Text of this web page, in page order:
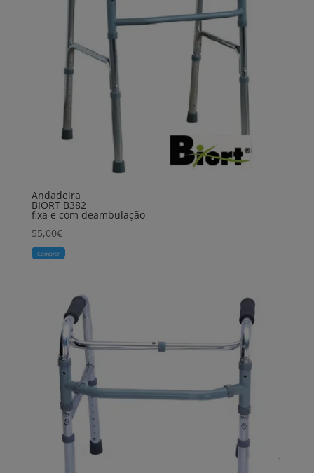
Andadeira
BIORT B382
fixa e com deambulação
55,00€
Comprar